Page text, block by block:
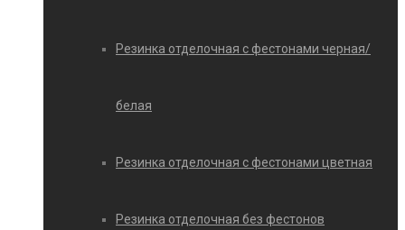
Резинка отделочная с фестонами черная/
белая
Резинка отделочная с фестонами цветная
Резинка отделочная без фестонов